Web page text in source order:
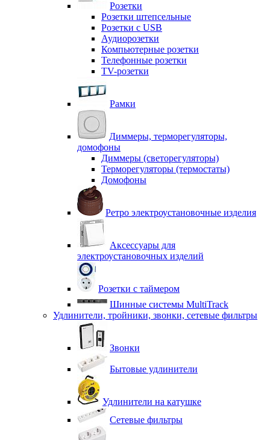
Розетки
Розетки штепсельные
Розетки с USB
Аудиорозетки
Компьютерные розетки
Телефонные розетки
TV-розетки
Рамки
Диммеры, терморегуляторы,
домофоны
Диммеры (светорегуляторы)
Терморегуляторы (термостаты)
Домофоны
Ретро электроустановочные изделия
Аксессуары для
электроустановочных изделий
Розетки с таймером
Шинные системы MultiTrack
Удлинители, тройники, звонки, сетевые фильтры
Звонки
Бытовые удлинители
Удлинители на катушке
Сетевые фильтры